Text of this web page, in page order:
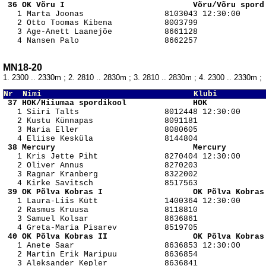
36 OK Võru I                           Võru/Võru
1 Marta Joonas                 8103043 12:30:00
   2 Otto Toomas Kibena           8003799
   3 Age-Anett Laanejõe           8661128
MN18-20
1. 2300 .. 2330m ; 2. 2810 .. 2830m ; 3. 2810 .. 2830m ; 4. 2300 .. 2330m ;
Nr  Nimi                                Klubi
37 HOK/Hiiumaa spordikool
1 Siiri Talts                  8012448 12:30:00
   2 Kustu Künnapas               8091181
   3 Maria Eller                  8080605
38 Mercury
1 Kris Jette Piht              8270404 12:30:00
   2 Oliver Annus                 8270203
   3 Ragnar Kranberg              8322002
39 OK Põlva Kobras I                   OK Põlva
1 Laura-Liis Kütt              1400364 12:30:00
   2 Rasmus Kruusa                8118810
   3 Samuel Kolsar                8636861
40 OK Põlva Kobras II                  OK Põlva
1 Anete Saar                   8636853 12:30:00
   2 Martin Erik Maripuu          8636854
   3 Aleksander Kepler            8636841